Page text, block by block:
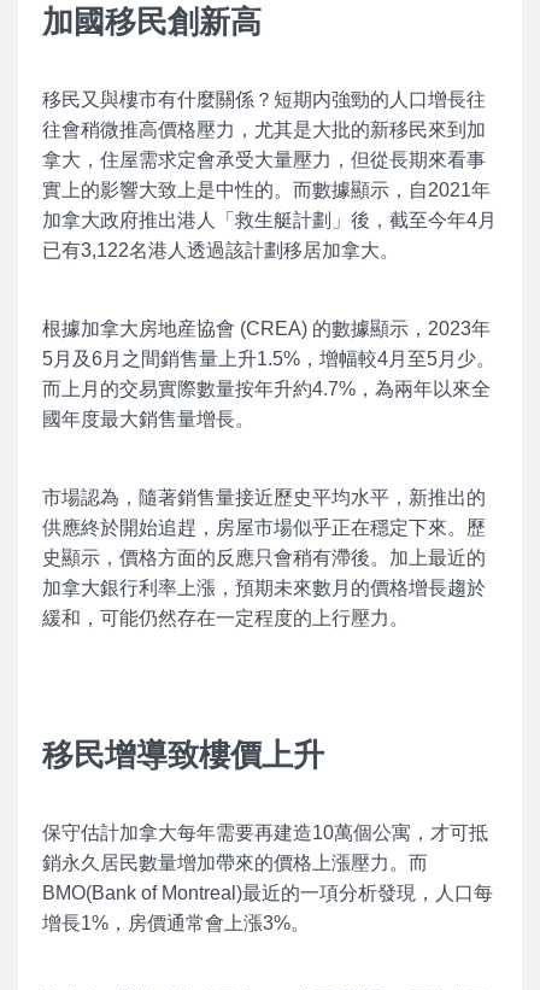
加國移民創新高
移民又與樓市有什麼關係？短期内強勁的人口增長往
往會稍微推高價格壓力，尤其是大批的新移民來到加
拿大，住屋需求定會承受大量壓力，但從長期來看事
實上的影響大致上是中性的。而數據顯示，自2021年
加拿大政府推出港人「救生艇計劃」後，截至今年4月
已有3,122名港人透過該計劃移居加拿大。
根據加拿大房地産協會 (CREA) 的數據顯示，2023年
5月及6月之間銷售量上升1.5%，增幅較4月至5月少。
而上月的交易實際數量按年升約4.7%，為兩年以來全
國年度最大銷售量增長。
市場認為，隨著銷售量接近歷史平均水平，新推出的
供應終於開始追趕，房屋市場似乎正在穩定下來。歷
史顯示，價格方面的反應只會稍有滯後。加上最近的
加拿大銀行利率上漲，預期未來數月的價格增長趨於
緩和，可能仍然存在一定程度的上行壓力。
移民增導致樓價上升
保守估計加拿大每年需要再建造10萬個公寓，才可抵
銷永久居民數量增加帶來的價格上漲壓力。而
BMO(Bank of Montreal)最近的一項分析發現，人口每
增長1%，房價通常會上漲3%。